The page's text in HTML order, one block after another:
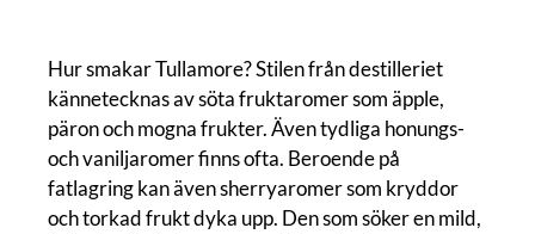
Hur smakar Tullamore? Stilen från destilleriet
kännetecknas av söta fruktaromer som äpple,
päron och mogna frukter. Även tydliga honungs-
och vaniljaromer finns ofta. Beroende på
fatlagring kan även sherryaromer som kryddor
och torkad frukt dyka upp. Den som söker en mild,